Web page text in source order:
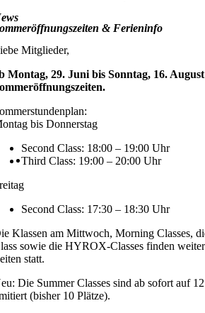
& Ferieninfo
Mitglieder,
Montag, 29. Juni bis Sonntag, 16.
bis Donnerstag
Second Class: 18:00 – 19:00 Uhr
Third Class: 19:00 – 20:00 Uhr
Second Class: 17:30 – 18:30 Uhr
Klassen am Mittwoch, Morning Classes,
sowie die HYROX-Classes finden
statt.
Die Summer Classes sind ab sofort auf
(bisher 10 Plätze).